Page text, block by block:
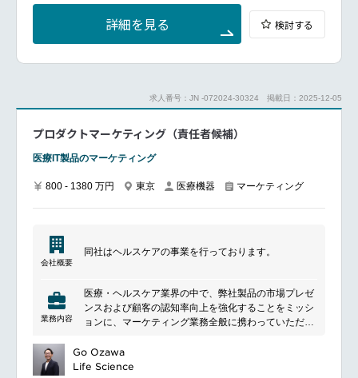
while our product footprint expands globally and in
your region, you will be an active member in our
country expansion programs as an OTC (order to
cash) representative. Main responsibilities:
Coordinate with Field Service to perform pre-sale site
would preclude a sale.
requirements
account
tracking the shipment, notifying Sales, Field Service
relative to commissioning
Maintain metrics and dashboards for process control
and transparent communications.
related activities (commercial expansions into new
countries and/or optimization projects)
詳細を見る 検討する
求人番号：JN -072024-30324 掲載日：2025-12-05
プロダクトマーケティング（責任者候補）
医療IT製品のマーケティング
800 - 1380 万円 東京 医療機器 マーケティング
会社概要
同社はヘルスケアの事業を行っております。
業務内容
医療・ヘルスケア業界の中で、弊社製品の市場プレゼ
ンスおよび顧客の認知率向上を強化することをミッシ
ョンに、マーケティング業務全般に携わっていただき
サーチを行って事業課題を整理した上で、ユーザーの
理解からマーケティング戦略を立案。その戦略の実現
Go Ozawa
Life Science